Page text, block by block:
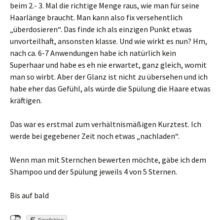
beim 2.- 3. Mal die richtige Menge raus, wie man für seine
Haarlänge braucht. Man kann also fix versehentlich
„überdosieren“. Das finde ich als einzigen Punkt etwas
unvorteilhaft, ansonsten klasse. Und wie wirkt es nun? Hm,
nach ca. 6-7 Anwendungen habe ich natürlich kein
Superhaar und habe es eh nie erwartet, ganz gleich, womit
man so wirbt. Aber der Glanz ist nicht zu übersehen und ich
habe eher das Gefühl, als würde die Spülung die Haare etwas
kräftigen.
Das war es erstmal zum verhältnismäßigen Kurztest. Ich
werde bei gegebener Zeit noch etwas „nachladen“.
Wenn man mit Sternchen bewerten möchte, gäbe ich dem
Shampoo und der Spülung jeweils 4 von 5 Sternen.
Bis auf bald